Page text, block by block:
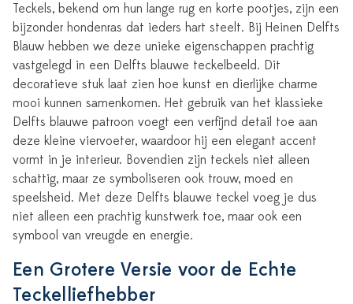
Teckels, bekend om hun lange rug en korte pootjes, zijn een
bijzonder hondenras dat ieders hart steelt. Bij Heinen Delfts
Blauw hebben we deze unieke eigenschappen prachtig
vastgelegd in een Delfts blauwe teckelbeeld. Dit
decoratieve stuk laat zien hoe kunst en dierlijke charme
mooi kunnen samenkomen. Het gebruik van het klassieke
Delfts blauwe patroon voegt een verfijnd detail toe aan
deze kleine viervoeter, waardoor hij een elegant accent
vormt in je interieur. Bovendien zijn teckels niet alleen
schattig, maar ze symboliseren ook trouw, moed en
speelsheid. Met deze Delfts blauwe teckel voeg je dus
niet alleen een prachtig kunstwerk toe, maar ook een
symbool van vreugde en energie.
Een Grotere Versie voor de Echte
Teckelliefhebber